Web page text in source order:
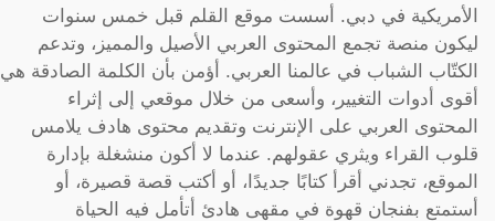
الأمريكية في دبي. أسست موقع القلم قبل خمس سنوات
ليكون منصة تجمع المحتوى العربي الأصيل والمميز، وتدعم
الكتّاب الشباب في عالمنا العربي. أؤمن بأن الكلمة الصادقة هي
أقوى أدوات التغيير، وأسعى من خلال موقعي إلى إثراء
المحتوى العربي على الإنترنت وتقديم محتوى هادف يلامس
قلوب القراء ويثري عقولهم. عندما لا أكون منشغلة بإدارة
الموقع، تجدني أقرأ كتابًا جديدًا، أو أكتب قصة قصيرة، أو
أستمتع بفنجان قهوة في مقهى هادئ أتأمل فيه الحياة